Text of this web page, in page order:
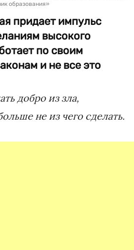
образования»
придает импульс
высокого
по своим
и не все это
добро из зла,
не из чего сделать.